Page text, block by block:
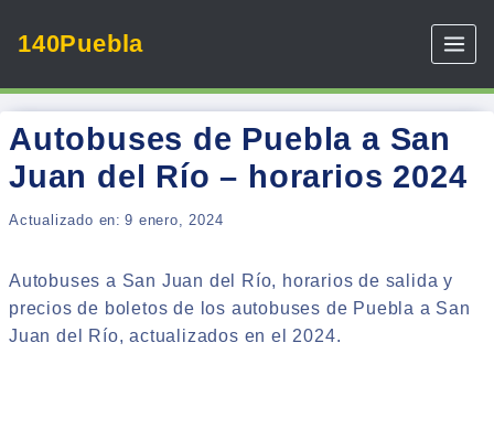
140Puebla
Autobuses de Puebla a San
Juan del Río – horarios 2024
Actualizado en: 9 enero, 2024
Autobuses a San Juan del Río, horarios de salida y
precios de boletos de los autobuses de Puebla a San
Juan del Río, actualizados en el 2024.